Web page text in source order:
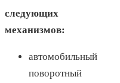
следующих
механизмов:
автомобильный
поворотный